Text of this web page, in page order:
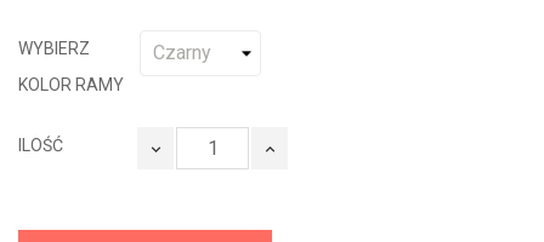
WYBIERZ
KOLOR RAMY
ILOŚĆ